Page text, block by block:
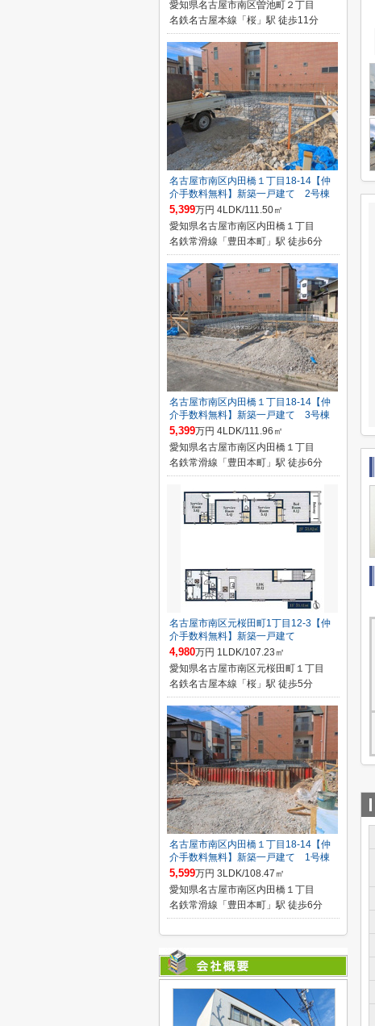
愛知県名古屋市南区曽池町２丁目
名鉄名古屋本線「桜」駅 徒歩11分
名古屋市南区内田橋１丁目18-14【仲
介手数料無料】新築一戸建て 2号棟
5,399万円 4LDK/111.50㎡
愛知県名古屋市南区内田橋１丁目
名鉄常滑線「豊田本町」駅 徒歩6分
名古屋市南区内田橋１丁目18-14【仲
介手数料無料】新築一戸建て 3号棟
5,399万円 4LDK/111.96㎡
愛知県名古屋市南区内田橋１丁目
名鉄常滑線「豊田本町」駅 徒歩6分
名古屋市南区元桜田町1丁目12-3【仲
介手数料無料】新築一戸建て
4,980万円 1LDK/107.23㎡
愛知県名古屋市南区元桜田町１丁目
名鉄名古屋本線「桜」駅 徒歩5分
名古屋市南区内田橋１丁目18-14【仲
介手数料無料】新築一戸建て 1号棟
5,599万円 3LDK/108.47㎡
愛知県名古屋市南区内田橋１丁目
名鉄常滑線「豊田本町」駅 徒歩6分